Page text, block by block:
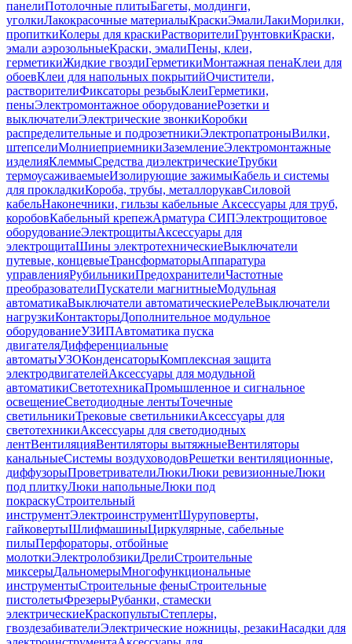
панелиПотолочные плитыБагеты, молдинги,
уголкиЛакокрасочные материалыКраскиЭмалиЛакиМорилки,
пропиткиКолеры для краскиРастворителиГрунтовкиКраски,
эмали аэрозольныеКраски, эмалиПены, клеи,
герметикиЖидкие гвоздиГерметикиМонтажная пенаКлеи для
обоевКлеи для напольных покрытийОчистители,
растворителиФиксаторы резьбыКлеиГерметики,
пеныЭлектромонтажное оборудованиеРозетки и
выключателиЭлектрические звонкиКоробки
распределительные и подрозетникиЭлектропатроныВилки,
штепселиМолниеприемникиЗаземлениеЭлектромонтажные
изделияКлеммыСредства диэлектрическиеТрубки
термоусаживаемыеИзолирующие зажимыКабель и системы
для прокладкиКороба, трубы, металлорукавСиловой
кабельНаконечники, гильзы кабельные Аксессуары для труб,
коробовКабельный крепежАрматура СИПЭлектрощитовое
оборудованиеЭлектрощитыАксессуары для
электрощитаШины электротехническиеВыключатели
путевые, концевыеТрансформаторыАппаратура
управленияРубильникиПредохранителиЧастотные
преобразователиПускатели магнитныеМодульная
автоматикаВыключатели автоматическиеРелеВыключатели
нагрузкиКонтакторыДополнительное модульное
оборудованиеУЗИПАвтоматика пуска
двигателяДифференциальные
автоматыУЗОКонденсаторыКомплексная защита
электродвигателейАксессуары для модульной
автоматикиСветотехникаПромышленное и сигнальное
освещениеСветодиодные лентыТочечные
светильникиТрековые светильникиАксессуары для
светотехникиАксессуары для светодиодных
лентВентиляцияВентиляторы вытяжныеВентиляторы
канальныеСистемы воздуховодовРешетки вентиляционные,
диффузорыПроветривателиЛюкиЛюки ревизионныеЛюки
под плиткуЛюки напольныеЛюки под
покраскуСтроительный
инструментЭлектроинструментШуруповерты,
гайковертыШлифмашиныЦиркулярные, сабельные
пилыПерфораторы, отбойные
молоткиЭлектролобзикиДрелиСтроительные
миксерыДальномерыМногофункциональные
инструментыСтроительные феныСтроительные
пистолетыФрезерыРубанки, стамески
электрическиеКраскопультыСтеплеры,
гвоздезабивателиЭлектрические ножницы, резакиНасадки для